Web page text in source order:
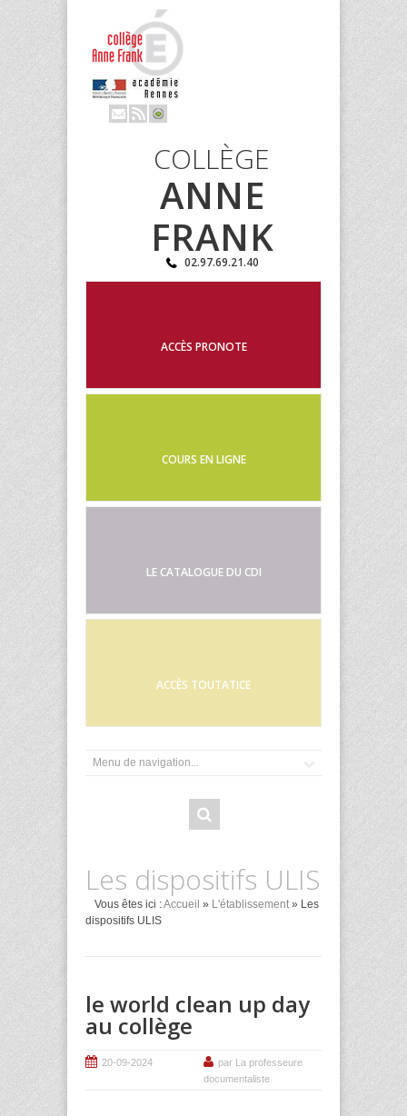
COLLÈGE
ANNE
FRANK
02.97.69.21.40
ACCÈS PRONOTE
COURS EN LIGNE
LE CATALOGUE DU CDI
ACCÈS TOUTATICE
Les dispositifs ULIS
Vous êtes ici :Accueil » L'établissement» Les
dispositifs ULIS
le world clean up day
au collège
20-09-2024
par La professeure
documentaliste